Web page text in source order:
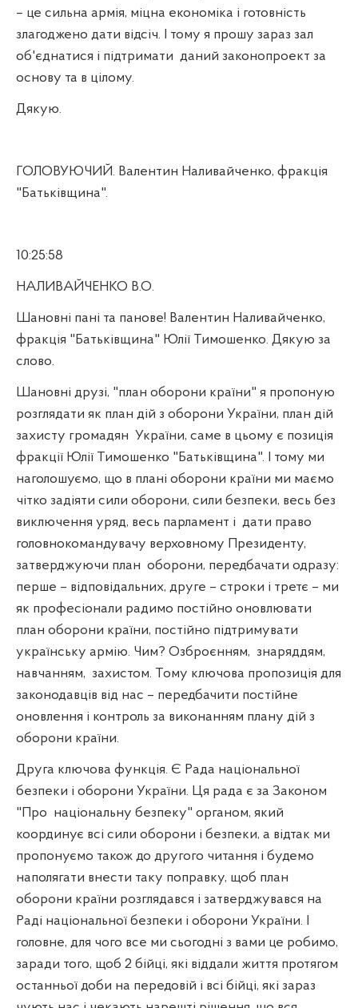
– це сильна армія, міцна економіка і готовність
злагоджено дати відсіч. І тому я прошу зараз зал
об'єднатися і підтримати даний законопроект за
основу та в цілому.
Дякую.
ГОЛОВУЮЧИЙ. Валентин Наливайченко, фракція
"Батьківщина".
10:25:58
НАЛИВАЙЧЕНКО В.О.
Шановні пані та панове! Валентин Наливайченко,
фракція "Батьківщина" Юлії Тимошенко. Дякую за
слово.
Шановні друзі, "план оборони країни" я пропоную
розглядати як план дій з оборони України, план дій
захисту громадян України, саме в цьому є позиція
фракції Юлії Тимошенко "Батьківщина". І тому ми
наголошуємо, що в плані оборони країни ми маємо
чітко задіяти сили оборони, сили безпеки, весь без
виключення уряд, весь парламент і дати право
головнокомандувачу верховному Президенту,
затверджуючи план оборони, передбачати одразу:
перше – відповідальних, друге – строки і третє – ми
як професіонали радимо постійно оновлювати
план оборони країни, постійно підтримувати
українську армію. Чим? Озброєнням, знаряддям,
навчанням, захистом. Тому ключова пропозиція для
законодавців від нас – передбачити постійне
оновлення і контроль за виконанням плану дій з
оборони країни.
Друга ключова функція. Є Рада національної
безпеки і оборони України. Ця рада є за Законом
"Про національну безпеку" органом, який
координує всі сили оборони і безпеки, а відтак ми
пропонуємо також до другого читання і будемо
наполягати внести таку поправку, щоб план
оборони країни розглядався і затверджувався на
Раді національної безпеки і оборони України. І
головне, для чого все ми сьогодні з вами це робимо,
заради того, щоб 2 бійці, які віддали життя протягом
останньої доби на передовій і всі бійці, які зараз